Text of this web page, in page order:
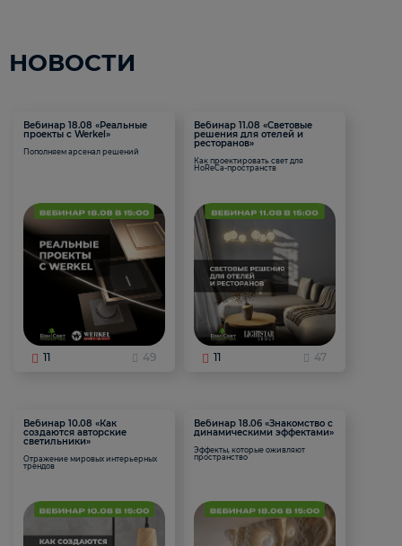
НОВОСТИ
Вебинар 18.08 «Реальные
проекты с Werkel»
Пополняем арсенал решений
11 49
Вебинар 11.08 «Световые
решения для отелей и
ресторанов»
Как проектировать свет для
HoReCa-пространств
11 47
Вебинар 10.08 «Как
создаются авторские
светильники»
Отражение мировых интерьерных
трендов
Вебинар 18.06 «Знакомство с
динамическими эффектами»
Эффекты, которые оживляют
пространство